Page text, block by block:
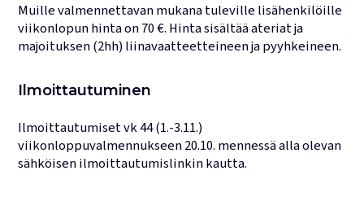
Muille valmennettavan mukana tuleville lisähenkilöille
viikonlopun hinta on 70 €. Hinta sisältää ateriat ja
majoituksen (2hh) liinavaatteetteineen ja pyyhkeineen.
Ilmoittautuminen
Ilmoittautumiset vk 44 (1.-3.11.)
viikonloppuvalmennukseen 20.10. mennessä alla olevan
sähköisen ilmoittautumislinkin kautta.